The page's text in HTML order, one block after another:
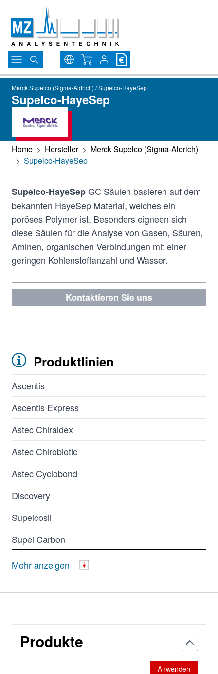
Direkt zum Inhalt
Warenkorb
Merck Supelco (Sigma-Aldrich) / Supelco-HayeSep
Supelco-HayeSep
Home > Hersteller > Merck Supelco (Sigma-Aldrich)
> Supelco-HayeSep
Supelco-HayeSepGC Säulen basieren auf dem
bekannten HayeSep Material, welches ein
poröses Polymer ist. Besonders eigneen sich
diese Säulen für die Analyse von Gasen, Säuren,
Aminen, organischen Verbindungen mit einer
geringen Kohlenstoffanzahl und Wasser.
Kontaktieren Sie uns
Produktlinien
Ascentis
Ascentis Express
Astec Chiraldex
Astec Chirobiotic
Astec Cyclobond
Discovery
Supelcosil
Supel Carbon
apHera
Carboxen
Supelclean ENVI-Carb
Mehr anzeigen
Produkte
Anwenden